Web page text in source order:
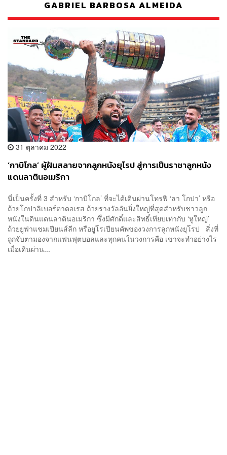
GABRIEL BARBOSA ALMEIDA
31 ตุลาคม 2022
‘กาบิโกล’ ผู้ฝันสลายจากลูกหนังยุโรป สู่การเป็นราชาลูกหนัง
แดนลาตินอเมริกา
นี่เป็นครั้งที่ 3 สำหรับ ‘กาบิโกล’ ที่จะได้เดินผ่านโทรฟี ‘ลา โกปา’ หรือ
ถ้วยโกปาลิเบอร์ตาดอเรส ถ้วยรางวัลอันยิ่งใหญ่ที่สุดสำหรับชาวลูก
หนังในดินแดนลาตินอเมริกา ซึ่งมีศักดิ์และสิทธิ์เทียบเท่ากับ ‘หูใหญ่’
ถ้วยยูฟ่าแชมเปียนส์ลีก หรือยูโรเปียนคัพของวงการลูกหนังยุโรป สิ่งที่
ถูกจับตามองจากแฟนฟุตบอลและทุกคนในวงการคือ เขาจะทำอย่างไร
เมื่อเดินผ่าน...